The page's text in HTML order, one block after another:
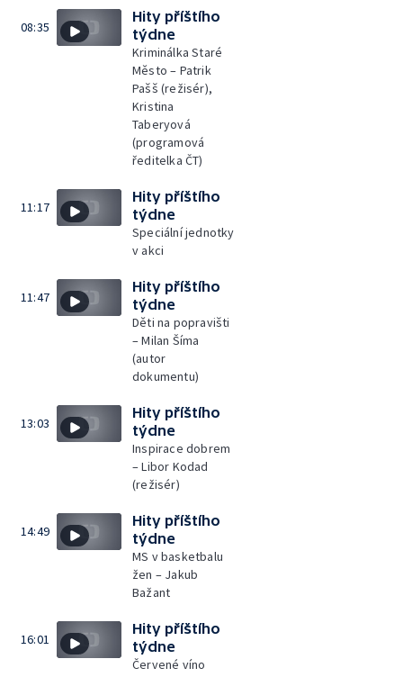
08:35
Hity příštího
týdne
Kriminálka Staré
Město – Patrik
Pašš (režisér),
Kristina
Taberyová
(programová
ředitelka ČT)
11:17
Hity příštího
týdne
Speciální jednotky
v akci
11:47
Hity příštího
týdne
Děti na popravišti
– Milan Šíma
(autor
dokumentu)
13:03
Hity příštího
týdne
Inspirace dobrem
– Libor Kodad
(režisér)
14:49
Hity příštího
týdne
MS v basketbalu
žen – Jakub
Bažant
16:01
Hity příštího
týdne
Červené víno